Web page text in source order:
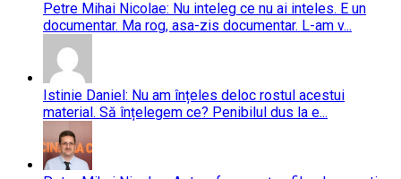
Petre Mihai Nicolae: Nu inteleg ce nu ai inteles. E un
documentar. Ma rog, asa-zis documentar. L-am v...
Istinie Daniel: Nu am înțeles deloc rostul acestui
material. Să înțelegem ce? Penibilul dus la e...